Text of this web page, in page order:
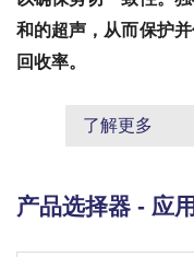
和的超声，从而保护
回收率。
了解更多
产品选择器 - 应